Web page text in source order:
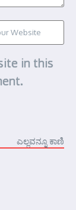
in this
ಎಲ್ಲವನ್ನೂ ಕಾಣಿ